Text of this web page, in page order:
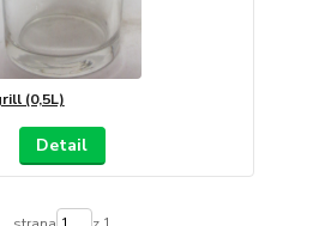
(0,5L)
Detail